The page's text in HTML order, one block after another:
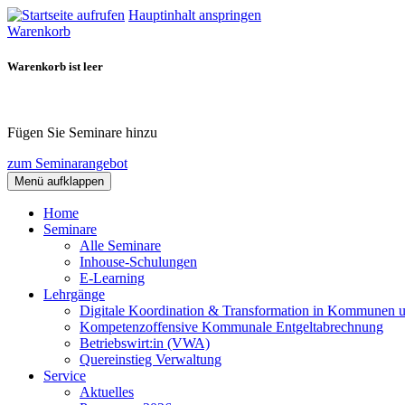
Hauptinhalt anspringen
Warenkorb
Warenkorb ist leer
Fügen Sie Seminare hinzu
zum Seminarangebot
Menü aufklappen
Home
Seminare
Alle Seminare
Inhouse-Schulungen
E-Learning
Lehrgänge
Digitale Koordination & Transformation in Kommunen
Kompetenzoffensive Kommunale Entgeltabrechnung
Betriebswirt:in (VWA)
Quereinstieg Verwaltung
Service
Aktuelles